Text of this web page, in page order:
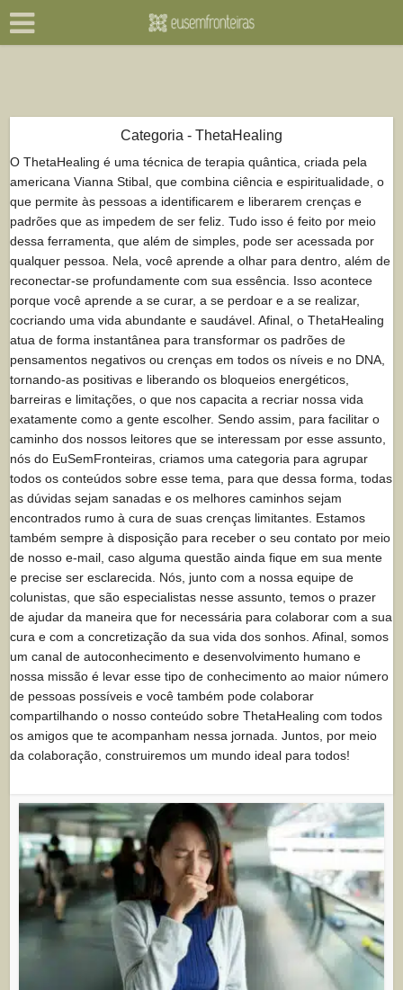
Categoria - ThetaHealing
O ThetaHealing é uma técnica de terapia quântica, criada pela
americana Vianna Stibal, que combina ciência e espiritualidade, o
que permite às pessoas a identificarem e liberarem crenças e
padrões que as impedem de ser feliz. Tudo isso é feito por meio
dessa ferramenta, que além de simples, pode ser acessada por
qualquer pessoa. Nela, você aprende a olhar para dentro, além de
reconectar-se profundamente com sua essência. Isso acontece
porque você aprende a se curar, a se perdoar e a se realizar,
cocriando uma vida abundante e saudável. Afinal, o ThetaHealing
atua de forma instantânea para transformar os padrões de
pensamentos negativos ou crenças em todos os níveis e no DNA,
tornando-as positivas e liberando os bloqueios energéticos,
barreiras e limitações, o que nos capacita a recriar nossa vida
exatamente como a gente escolher. Sendo assim, para facilitar o
caminho dos nossos leitores que se interessam por esse assunto,
nós do EuSemFronteiras, criamos uma categoria para agrupar
todos os conteúdos sobre esse tema, para que dessa forma, todas
as dúvidas sejam sanadas e os melhores caminhos sejam
encontrados rumo à cura de suas crenças limitantes. Estamos
também sempre à disposição para receber o seu contato por meio
de nosso e-mail, caso alguma questão ainda fique em sua mente
e precise ser esclarecida. Nós, junto com a nossa equipe de
colunistas, que são especialistas nesse assunto, temos o prazer
de ajudar da maneira que for necessária para colaborar com a sua
cura e com a concretização da sua vida dos sonhos. Afinal, somos
um canal de autoconhecimento e desenvolvimento humano e
nossa missão é levar esse tipo de conhecimento ao maior número
de pessoas possíveis e você também pode colaborar
compartilhando o nosso conteúdo sobre ThetaHealing com todos
os amigos que te acompanham nessa jornada. Juntos, por meio
da colaboração, construiremos um mundo ideal para todos!